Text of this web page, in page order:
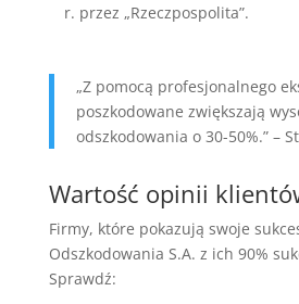
r. przez „Rzeczpospolita”.
„Z pomocą profesjonalnego
poszkodowane zwiększają
odszkodowania o 30-50%.” –
Wartość opinii
Firmy, które pokazują swoje
Odszkodowania S.A. z ich 90%
Sprawdź: